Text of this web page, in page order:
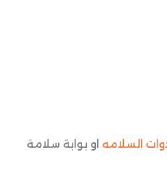
السلامه او بوابة سلامة